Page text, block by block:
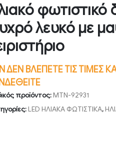
λευκό με
ΔΕΝ ΒΛΕΠΕΤΕ ΤΙΣ ΤΙΜΕΣ
προϊόντος:MTN-92931
LED ΗΛΙΑΚΑ ΦΩΤΙΣΤΙΚΑ,